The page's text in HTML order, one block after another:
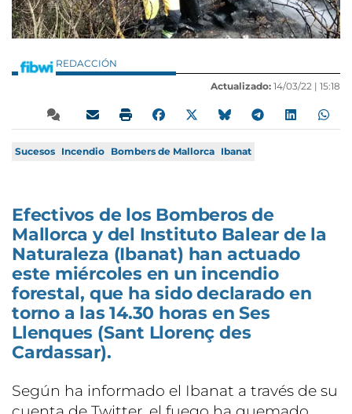
REDACCIÓN
Actualizado: 14/03/22 | 15:18
Sucesos Incendio Bombers de Mallorca Ibanat
Efectivos de los Bomberos de
Mallorca y del Instituto Balear de la
Naturaleza (Ibanat) han actuado
este miércoles en un incendio
forestal, que ha sido declarado en
torno a las 14.30 horas en Ses
Llenques (Sant Llorenç des
Cardassar).
Según ha informado el Ibanat a través de su